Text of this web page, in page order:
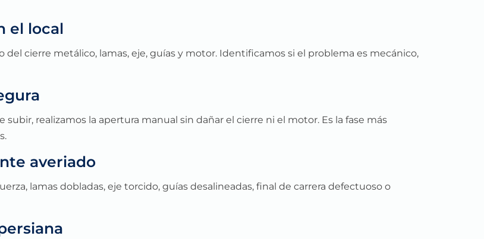
el local
del cierre metálico, lamas, eje, guías y motor. Identificamos si el problema es mecánico,
subir, realizamos la apertura manual sin dañar el cierre ni el motor. Es la fase más
averiado
lamas dobladas, eje torcido, guías desalineadas, final de carrera defectuoso o